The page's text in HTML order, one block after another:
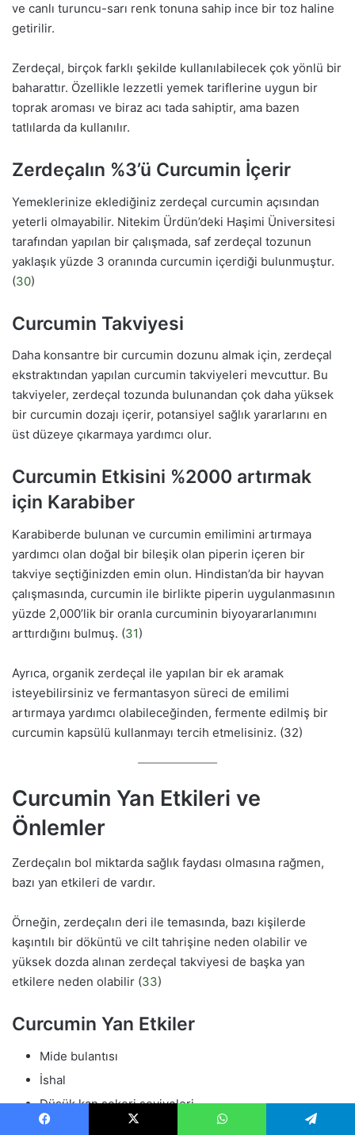
ve canlı turuncu-sarı renk tonuna sahip ince bir toz haline
getirilir.
Zerdeçal, birçok farklı şekilde kullanılabilecek çok yönlü bir
baharattır. Özellikle lezzetli yemek tariflerine uygun bir
toprak aroması ve biraz acı tada sahiptir, ama bazen
tatlılarda da kullanılır.
Zerdeçalın %3’ü Curcumin İçerir
Yemeklerinize eklediğiniz zerdeçal curcumin açısından
yeterli olmayabilir. Nitekim Ürdün’deki Haşimi Üniversitesi
tarafından yapılan bir çalışmada, saf zerdeçal tozunun
yaklaşık yüzde 3 oranında curcumin içerdiği bulunmuştur.
(30)
Curcumin Takviyesi
Daha konsantre bir curcumin dozunu almak için, zerdeçal
ekstraktından yapılan curcumin takviyeleri mevcuttur. Bu
takviyeler, zerdeçal tozunda bulunandan çok daha yüksek
bir curcumin dozajı içerir, potansiyel sağlık yararlarını en
üst düzeye çıkarmaya yardımcı olur.
Curcumin Etkisini %2000 artırmak
için Karabiber
Karabiberde bulunan ve curcumin emilimini artırmaya
yardımcı olan doğal bir bileşik olan piperin içeren bir
takviye seçtiğinizden emin olun. Hindistan’da bir hayvan
çalışmasında, curcumin ile birlikte piperin uygulanmasının
yüzde 2,000’lik bir oranla curcuminin biyoyararlanımını
arttırdığını bulmuş. (31)
Ayrıca, organik zerdeçal ile yapılan bir ek aramak
isteyebilirsiniz ve fermantasyon süreci de emilimi
artırmaya yardımcı olabileceğinden, fermente edilmiş bir
curcumin kapsülü kullanmayı tercih etmelisiniz. (32)
Curcumin Yan Etkileri ve
Önlemler
Zerdeçalın bol miktarda sağlık faydası olmasına rağmen,
bazı yan etkileri de vardır.
Örneğin, zerdeçalın deri ile temasında, bazı kişilerde
kaşıntılı bir döküntü ve cilt tahrişine neden olabilir ve
yüksek dozda alınan zerdeçal takviyesi de başka yan
etkilere neden olabilir (33)
Curcumin Yan Etkiler
Mide bulantısı
İshal
Düşük kan şekeri seviyeleri
Artan kanama riski